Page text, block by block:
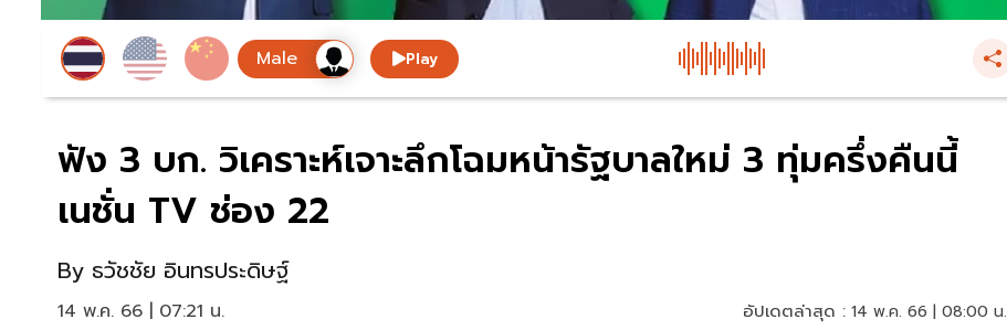
Play
ฟัง 3 บก. วิเคราะห์เจาะลึกโฉมหน้ารัฐบาลใหม่ 3 ทุ่มครึ่งคืนนี้
เนชั่น TV ช่อง 22
By ธวัชชัย อินทรประดิษฐ์
14 พ.ค. 66 | 07:21 น. อัปเดตล่าสุด : 14 พ.ค. 66 | 08:00 น.